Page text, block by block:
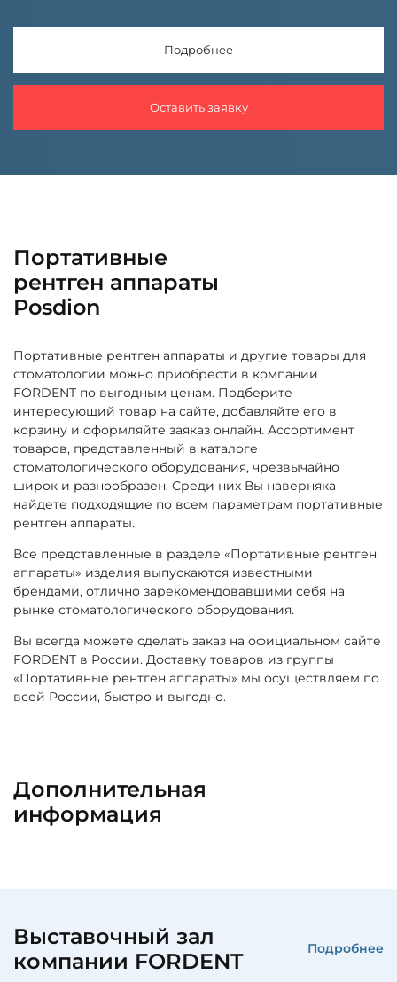
Подробнее
Оставить заявку
Портативные
рентген аппараты
Posdion
Портативные рентген аппараты и другие товары для
стоматологии можно приобрести в компании
FORDENT по выгодным ценам. Подберите
интересующий товар на сайте, добавляйте его в
корзину и оформляйте заяказ онлайн. Ассортимент
товаров, представленный в каталоге
стоматологического оборудования, чрезвычайно
широк и разнообразен. Среди них Вы наверняка
найдете подходящие по всем параметрам портативные
рентген аппараты.
Все представленные в разделе «Портативные рентген
аппараты» изделия выпускаются известными
брендами, отлично зарекомендовавшими себя на
рынке стоматологического оборудования.
Вы всегда можете сделать заказ на официальном сайте
FORDENT в России. Доставку товаров из группы
«Портативные рентген аппараты» мы осуществляем по
всей России, быстро и выгодно.
Дополнительная
информация
Выставочный зал
компании FORDENT
Подробнее